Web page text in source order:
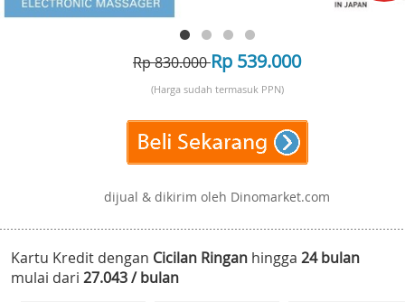
Rp 830.000Rp 539.000
(Harga sudah termasuk PPN)
dijual & dikirim oleh Dinomarket.com
Kartu Kredit dengan Cicilan Ringan hingga 24 bulan
mulai dari 27.043 / bulan